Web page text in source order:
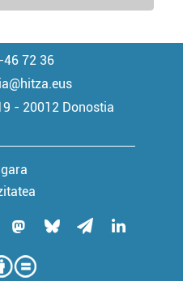
72 36
- 20012 Donostia